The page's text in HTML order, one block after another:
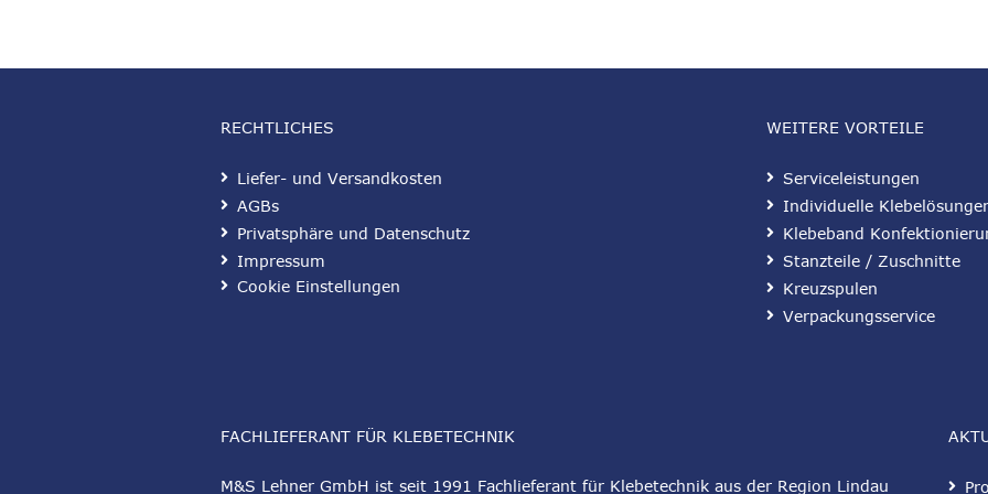
RECHTLICHES
Liefer- und Versandkosten
AGBs
Privatsphäre und Datenschutz
Impressum
Cookie Einstellungen
WEITERE VORTEILE
Serviceleistungen
Individuelle
Klebeband
Stanzteile / Zuschnitte
Kreuzspulen
Verpackungsservice
FACHLIEFERANT FÜR KLEBETECHNIK
M&S Lehner GmbH ist seit 1991 Fachlieferant für Klebetechnik aus der Region Lindau